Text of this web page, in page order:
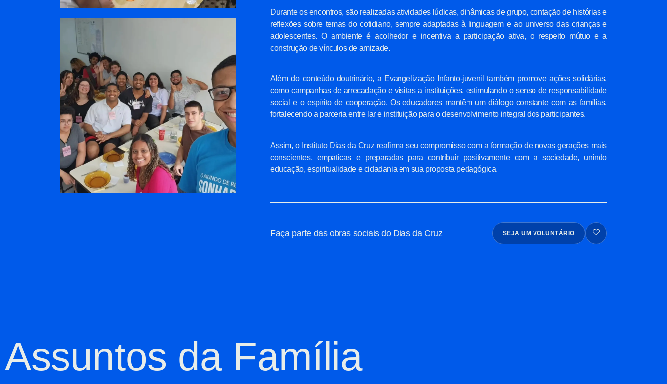
Durante os encontros, são realizadas atividades lúdicas, dinâmicas de grupo, contação de histórias e
reflexões sobre temas do cotidiano, sempre adaptadas à linguagem e ao universo das crianças e
adolescentes. O ambiente é acolhedor e incentiva a participação ativa, o respeito mútuo e a
construção de vínculos de amizade.
Além do conteúdo doutrinário, a Evangelização Infanto-juvenil também promove ações solidárias,
como campanhas de arrecadação e visitas a instituições, estimulando o senso de responsabilidade
social e o espírito de cooperação. Os educadores mantêm um diálogo constante com as famílias,
fortalecendo a parceria entre lar e instituição para o desenvolvimento integral dos participantes.
Assim, o Instituto Dias da Cruz reafirma seu compromisso com a formação de novas gerações mais
conscientes, empáticas e preparadas para contribuir positivamente com a sociedade, unindo
educação, espiritualidade e cidadania em sua proposta pedagógica.
Faça parte das obras sociais do Dias da Cruz SEJA UM VOLUNTÁRIO
Assuntos da Família